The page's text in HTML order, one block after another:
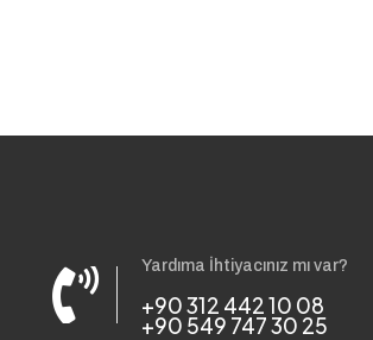
Yardıma İhtiyacınız mı var?
+90 312 442 10 08
+90 549 747 30 25